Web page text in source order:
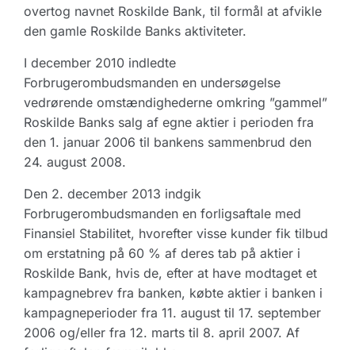
overtog navnet Roskilde Bank, til formål at afvikle
den gamle Roskilde Banks aktiviteter.
I december 2010 indledte
Forbrugerombudsmanden en undersøgelse
vedrørende omstændighederne omkring ”gammel”
Roskilde Banks salg af egne aktier i perioden fra
den 1. januar 2006 til bankens sammenbrud den
24. august 2008.
Den 2. december 2013 indgik
Forbrugerombudsmanden en forligsaftale med
Finansiel Stabilitet, hvorefter visse kunder fik tilbud
om erstatning på 60 % af deres tab på aktier i
Roskilde Bank, hvis de, efter at have modtaget et
kampagnebrev fra banken, købte aktier i banken i
kampagneperioder fra 11. august til 17. september
2006 og/eller fra 12. marts til 8. april 2007. Af